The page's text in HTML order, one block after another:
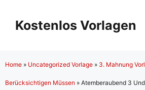
Inhalt
springen
Kostenlos Vorlagen
Home » Uncategorized Vorlage » 3. Mahnung
Berücksichtigen Müssen » Atemberaubend 3